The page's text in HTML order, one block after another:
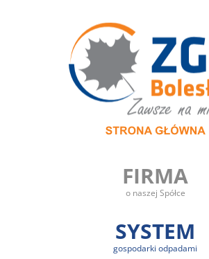
FIRMA
o naszej Spółce
SYSTEM
gospodarki odpadami